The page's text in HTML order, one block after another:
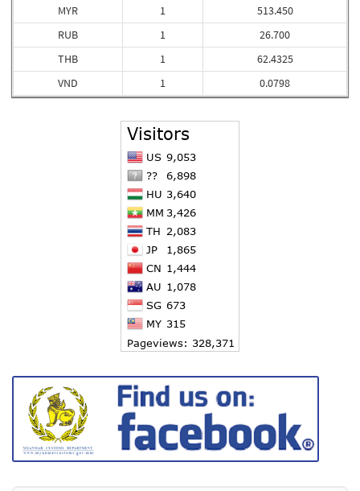
MYR
RUB
THB
VND
1
1
1
1
513.450
26.700
62.4325
0.0798